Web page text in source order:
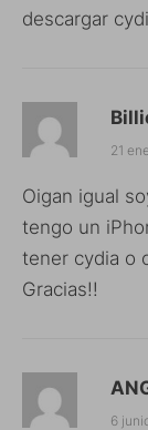
descargar
21
Oigan igual
tengo un
tener cydia o
Gracias!!
6